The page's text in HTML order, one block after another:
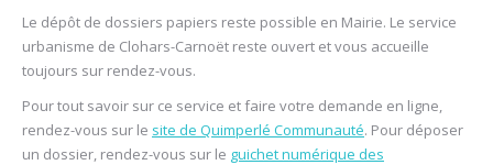
Le dépôt de dossiers papiers reste possible en Mairie. Le service
urbanisme de Clohars-Carnoët reste ouvert et vous accueille
toujours sur rendez-vous.
Pour tout savoir sur ce service et faire votre demande en ligne,
rendez-vous sur le site de Quimperlé Communauté. Pour déposer
un dossier, rendez-vous sur le guichet numérique des